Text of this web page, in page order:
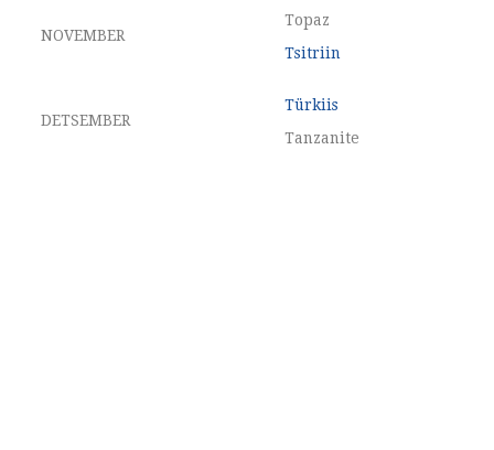
NOVEMBER
Topaz
Tsitriin
DETSEMBER
Türkiis
Tanzanite